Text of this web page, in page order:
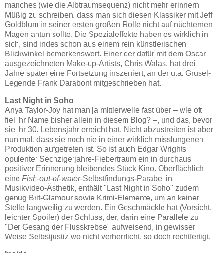
manches (wie die Albtraumsequenz) nicht mehr erinnern.
Müßig zu schreiben, dass man sich diesen Klassiker mit Jeff
Goldblum in seiner ersten großen Rolle nicht auf nüchternen
Magen antun sollte. Die Spezialeffekte haben es wirklich in
sich, sind indes schon aus einem rein künstlerischen
Blickwinkel bemerkenswert. Einer der dafür mit dem Oscar
ausgezeichneten Make-up-Artists, Chris Walas, hat drei
Jahre später eine Fortsetzung inszeniert, an der u.a. Grusel-
Legende Frank Darabont mitgeschrieben hat.
Last Night in Soho
Anya Taylor-Joy hat man ja mittlerweile fast über – wie oft
fiel ihr Name bisher allein in diesem Blog? –, und das, bevor
sie ihr 30. Lebensjahr erreicht hat. Nicht abzustreiten ist aber
nun mal, dass sie noch nie in einer wirklich misslungenen
Produktion aufgetreten ist. So ist auch Edgar Wrights
opulenter Sechzigerjahre-Fiebertraum ein in durchaus
positiver Erinnerung bleibendes Stück Kino. Oberflächlich
eine Fish-out-of-water-Selbstfindungs-Parabel in
Musikvideo-Ästhetik, enthält "Last Night in Soho" zudem
genug Brit-Glamour sowie Krimi-Elemente, um an keiner
Stelle langweilig zu werden. Ein Geschmäckle hat (Vorsicht,
leichter Spoiler) der Schluss, der, darin eine Parallele zu
"Der Gesang der Flusskrebse" aufweisend, in gewisser
Weise Selbstjustiz wo nicht verherrlicht, so doch rechtfertigt.